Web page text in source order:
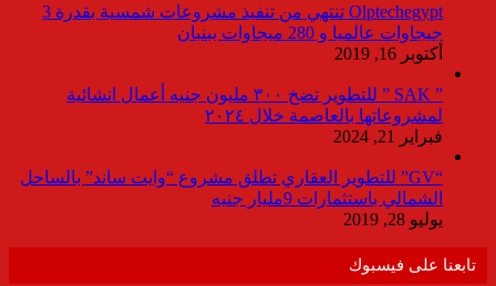
Olptechegypt تنتهي من تنفيذ مشروعات شمسية بقدرة 3
جيجاوات عالميا و 280 ميجاوات ببنبان
أكتوبر 16, 2019
” SAK ” للتطوير تضخ ٣٠٠ مليون جنيه أعمال انشائية
لمشروعاتها بالعاصمة خلال ٢٠٢٤
فبراير 21, 2024
“GV” للتطوير العقاري تطلق مشروع “وايت ساند” بالساحل
الشمالي باستثمارات 9مليار جنيه
يوليو 28, 2019
تابعنا على فيسبوك